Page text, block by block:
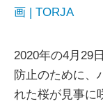
画 | TORJA
2020年の4月29
防止のために、
れた桜が見事に